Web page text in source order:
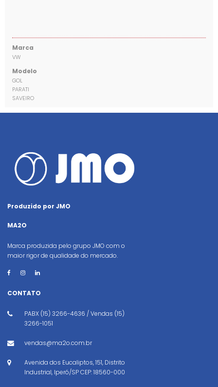
Marca
VW
Modelo
GOL
PARATI
SAVEIRO
Produzido por JMO
MA2O
Marca produzida pelo grupo JMO com o
maior rigor de qualidade do mercado.
CONTATO
PABX (15) 3266-4636 / Vendas (15)
3266-1051
vendas@ma2o.com.br
Avenida dos Eucaliptos, 151, Distrito
Industrial, Iperó/SP CEP: 18560-000